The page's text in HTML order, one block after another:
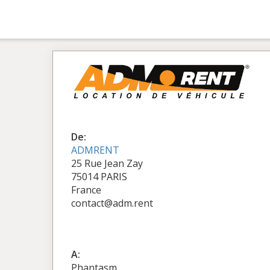
De:
ADMRENT
25 Rue Jean Zay
75014 PARIS
France
contact@adm.rent
A: